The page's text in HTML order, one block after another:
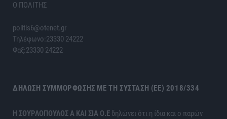
Ο ΠΟΛΙΤΗΣ
politis6@otenet.gr
Τηλέφωνο:23330 24222
Φαξ:23330 24222
ΔΉΛΩΣΗ ΣΥΜΜΌΡΦΩΣΗΣ ΜΕ ΤΗ ΣΎΣΤΑΣΗ (ΕΕ) 2018/334
H ΣΟΥΡΛΟΠΟΥΛΟΣ Α ΚΑΙ ΣΙΑ Ο.Ε δηλώνει ότι η ίδια και ο παρών